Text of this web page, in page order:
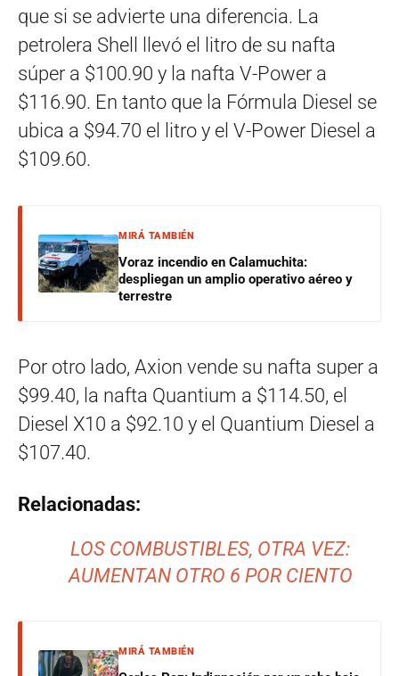
que si se advierte una diferencia. La
petrolera Shell llevó el litro de su nafta
súper a $100.90 y la nafta V-Power a
$116.90. En tanto que la Fórmula Diesel se
ubica a $94.70 el litro y el V-Power Diesel a
$109.60.
MIRÁ TAMBIÉN
Voraz incendio en Calamuchita:
despliegan un amplio operativo aéreo y
terrestre
Por otro lado, Axion vende su nafta super a
$99.40, la nafta Quantium a $114.50, el
Diesel X10 a $92.10 y el Quantium Diesel a
$107.40.
Relacionadas:
LOS COMBUSTIBLES, OTRA VEZ:
AUMENTAN OTRO 6 POR CIENTO
MIRÁ TAMBIÉN